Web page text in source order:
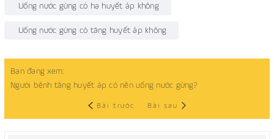
Uống nước gừng có hạ huyết áp không
Uống nước gừng có tăng huyết áp không
Bạn đang xem:
Người bệnh tăng huyết áp có nên uống nước gừng?
Bài trước Bài sau